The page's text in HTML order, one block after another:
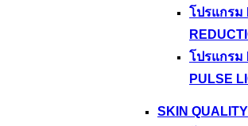
โปรแกรม
โปรแกรม
PULSE
SKIN QUALITY